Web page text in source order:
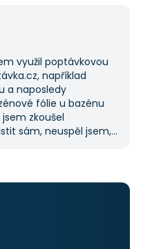
využil poptávkovou
například
a naposledy
fólie u bazénu
zkoušel
sám, neuspěl jsem,
službami jsem byl velmi